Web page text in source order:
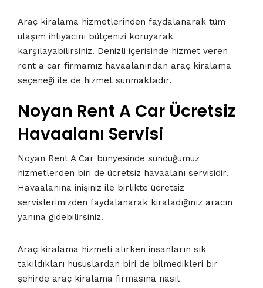
Araç kiralama hizmetlerinden faydalanarak tüm
ulaşım ihtiyacını bütçenizi koruyarak
karşılayabilirsiniz. Denizli içerisinde hizmet veren
rent a car firmamız havaalanından araç kiralama
seçeneği ile de hizmet sunmaktadır.
Noyan Rent A Car Ücretsiz
Havaalanı Servisi
Noyan Rent A Car bünyesinde sunduğumuz
hizmetlerden biri de ücretsiz havaalanı servisidir.
Havaalanına inişiniz ile birlikte ücretsiz
servislerimizden faydalanarak kiraladığınız aracın
yanına gidebilirsiniz.
Araç kiralama hizmeti alırken insanların sık
takıldıkları hususlardan biri de bilmedikleri bir
şehirde araç kiralama firmasına nasıl